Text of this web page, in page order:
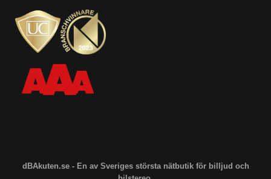
dBAkuten.se - En av Sveriges största nätbutik för billjud och